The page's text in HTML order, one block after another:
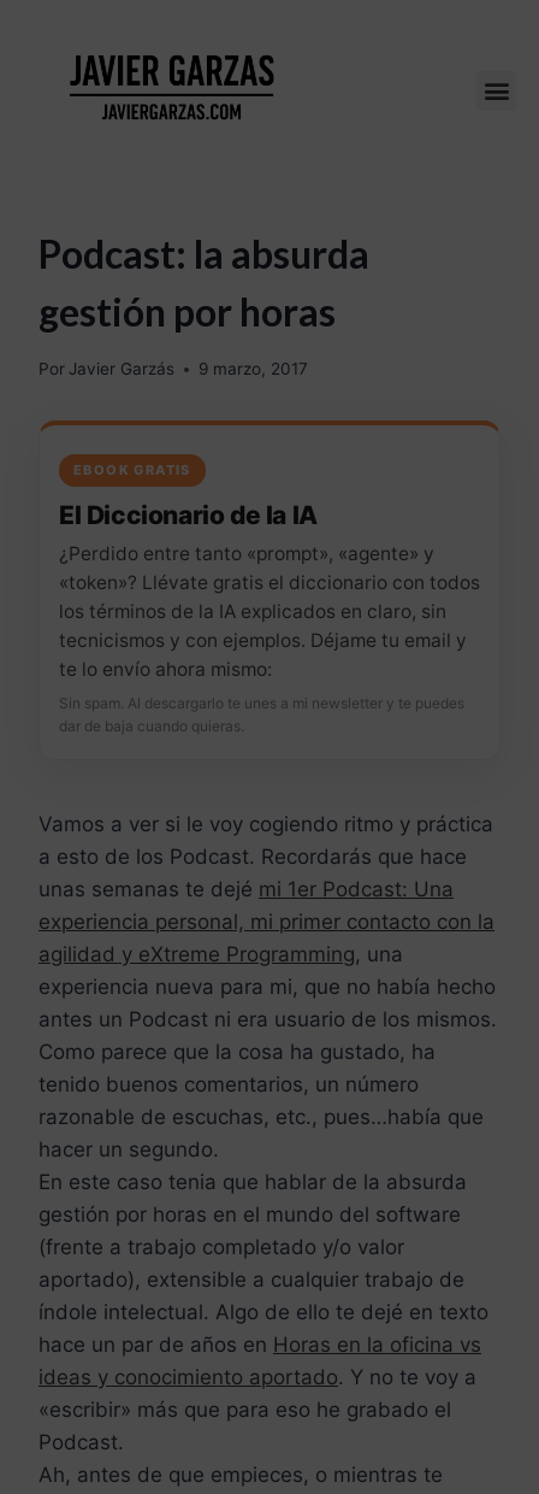
Podcast: la absurda
gestión por horas
Por Javier Garzás 9 marzo, 2017
EBOOK GRATIS
El Diccionario de la IA
¿Perdido entre tanto «prompt», «agente» y
«token»? Llévate gratis el diccionario con todos
los términos de la IA explicados en claro, sin
tecnicismos y con ejemplos. Déjame tu email y
te lo envío ahora mismo:
Sin spam. Al descargarlo te unes a mi newsletter y te puedes
dar de baja cuando quieras.
Vamos a ver si le voy cogiendo ritmo y práctica
a esto de los Podcast. Recordarás que hace
unas semanas te dejé mi 1er Podcast: Una
experiencia personal, mi primer contacto con la
agilidad y eXtreme Programming, una
experiencia nueva para mi, que no había hecho
antes un Podcast ni era usuario de los mismos.
Como parece que la cosa ha gustado, ha
tenido buenos comentarios, un número
razonable de escuchas, etc., pues…había que
hacer un segundo.
En este caso tenia que hablar de la absurda
gestión por horas en el mundo del software
(frente a trabajo completado y/o valor
aportado), extensible a cualquier trabajo de
índole intelectual. Algo de ello te dejé en texto
hace un par de años en Horas en la oficina vs
ideas y conocimiento aportado. Y no te voy a
«escribir» más que para eso he grabado el
Podcast.
Ah, antes de que empieces, o mientras te